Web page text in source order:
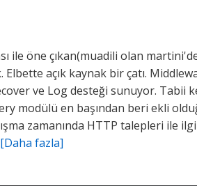
ile öne çıkan(muadili olan
açık kaynak bir çatı.
ve Log desteği sunuyor. Tabii
modülü en başından beri ekli
zamanında HTTP talepleri ile
[Daha fazla]